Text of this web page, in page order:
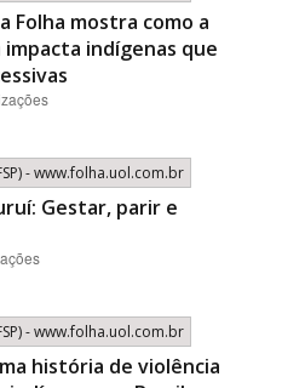
Folha mostra como a
impacta indígenas que
- www.folha.uol.com.br
Gestar, parir e
- www.folha.uol.com.br
história de violência